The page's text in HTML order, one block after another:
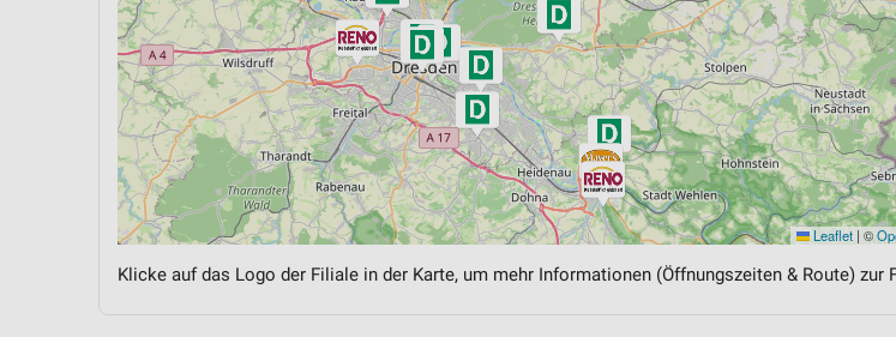
Leaflet | ©
Klicke auf das Logo der Filiale in der Karte, um mehr Informationen (Öffnungszeiten & Route) zur